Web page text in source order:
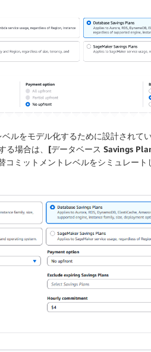
ルをモデル化するために設計されてい
る場合は、 [データベース Savings
コミットメントレベルをシミュレート